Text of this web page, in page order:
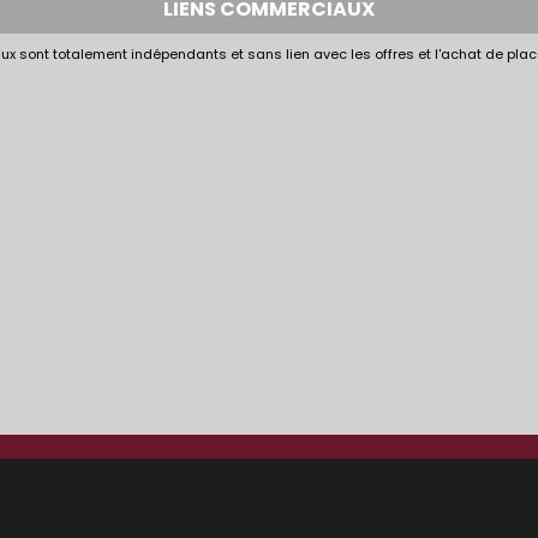
LIENS COMMERCIAUX
sont totalement indépendants et sans lien avec les offres et l'achat de